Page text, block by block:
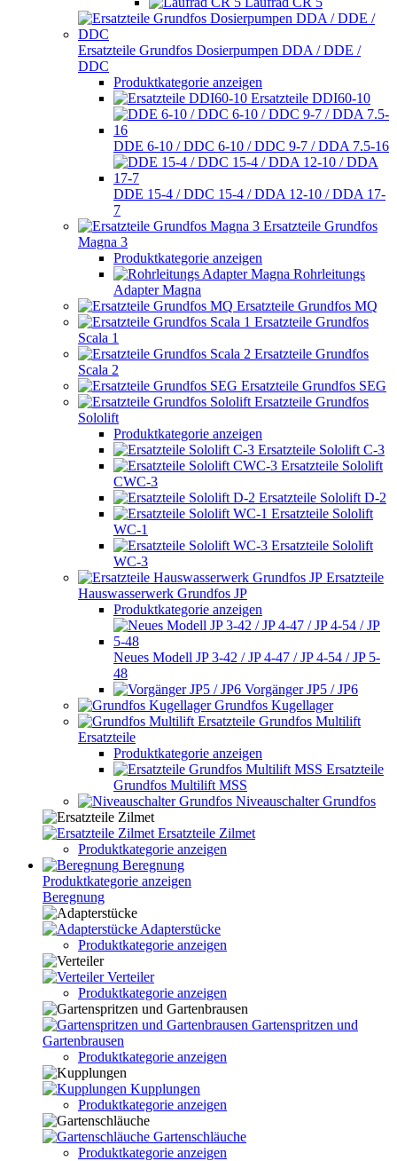
Ersatzteile Grundfos Dosierpumpen DDA / DDE /
DDC
Produktkategorie anzeigen
Ersatzteile DDI60-10
DDE 6-10 / DDC 6-10 / DDC 9-7 / DDA 7.5-16
DDE 15-4 / DDC 15-4 / DDA 12-10 / DDA 17-
7
Ersatzteile Grundfos
Magna 3
Produktkategorie anzeigen
Rohrleitungs
Adapter Magna
Ersatzteile Grundfos MQ
Ersatzteile Grundfos
Scala 1
Ersatzteile Grundfos
Scala 2
Ersatzteile Grundfos SEG
Ersatzteile Grundfos
Sololift
Produktkategorie anzeigen
Ersatzteile Sololift C-3
Ersatzteile Sololift
CWC-3
Ersatzteile Sololift D-2
Ersatzteile Sololift
WC-1
Ersatzteile Sololift
WC-3
Ersatzteile
Hauswasserwerk Grundfos JP
Produktkategorie anzeigen
Neues Modell JP 3-42 / JP 4-47 / JP 4-54 / JP 5-
48
Vorgänger JP5 / JP6
Grundfos Kugellager
Grundfos Multilift
Ersatzteile
Produktkategorie anzeigen
Ersatzteile
Grundfos Multilift MSS
Niveauschalter Grundfos
Ersatzteile Zilmet
Produktkategorie anzeigen
Beregnung
Produktkategorie anzeigen
Beregnung
Adapterstücke
Produktkategorie anzeigen
Verteiler
Produktkategorie anzeigen
Gartenspritzen und
Gartenbrausen
Produktkategorie anzeigen
Kupplungen
Produktkategorie anzeigen
Gartenschläuche
Produktkategorie anzeigen